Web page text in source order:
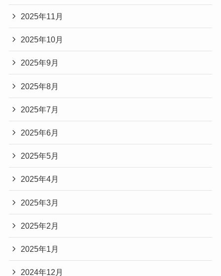
2025年11月
2025年10月
2025年9月
2025年8月
2025年7月
2025年6月
2025年5月
2025年4月
2025年3月
2025年2月
2025年1月
2024年12月